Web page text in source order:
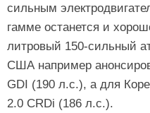
сильным
гамме останется и
литровый 150-сильный
США например
GDI (190 л.с.), а для
2.0 CRDi (186 л.с.).